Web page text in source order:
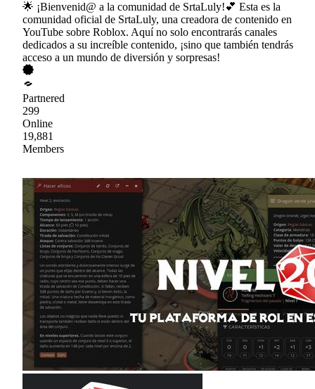
🌟 ¡Bienvenid@ a la comunidad de SrtaLuly!💕 Esta es la
comunidad oficial de SrtaLuly, una creadora de contenido en
YouTube sobre Roblox. Aquí no solo encontrarás canales
dedicados a su increíble contenido, ¡sino que también tendrás
acceso a un mundo de diversión y sorpresas!
Partnered
299
Online
19,881
Members